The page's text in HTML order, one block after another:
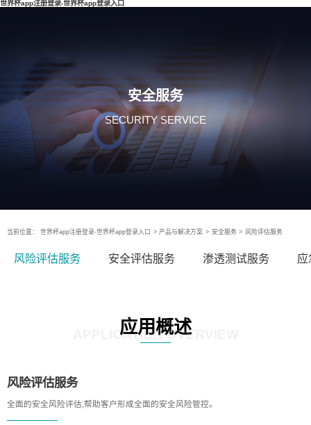
世界杯app注册登录-世界杯app登录入口
安全服务
SECURITY SERVICE
当前位置： 世界杯app注册登录-世界杯app登录入口 > 产品与解决方案 > 安全服务 > 风险评估服务
风险评估服务 安全评估服务 渗透测试服务 应
应用概述
APPLICATION OVERVIEW
风险评估服务
全面的安全风险评估,帮助客户形成全面的安全风险管控。